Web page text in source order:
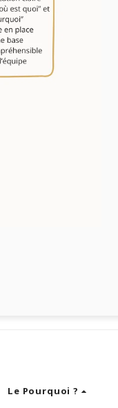
Le Pourquoi ?